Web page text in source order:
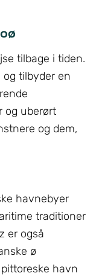
tilbage i tiden.
og tilbyder en
og uberørt
og dem,
havnebyer
traditioner
er også
ø
havn